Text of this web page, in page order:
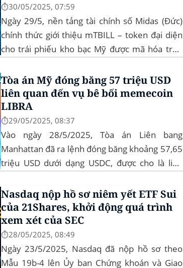
⏱️30/05/2025, 07:59
Ngày 29/5, nền tảng tài chính số Midas (Đức)
chính thức giới thiệu mTBILL – token đại diện
cho trái phiếu kho bạc Mỹ được mã hóa trên
4,06%/năm mà không yêu cầu mức đầu tư tối
thiểu. mTBILL được bảo chứng bằng...
Tòa án Mỹ đóng băng 57 triệu USD
liên quan đến vụ bê bối memecoin
LIBRA
⏱️29/05/2025, 08:37
Vào ngày 28/5/2025, Tòa án Liên bang
Manhattan đã ra lệnh đóng băng khoảng 57,65
triệu USD dưới dạng USDC, được cho là liên
một phần trong vụ kiện tập thể do Burwick
Law đại diện, cáo buộc các công ty...
Nasdaq nộp hồ sơ niêm yết ETF Sui
của 21Shares, khởi động quá trình
xem xét của SEC
⏱️28/05/2025, 08:49
Ngày 23/5/2025, Nasdaq đã nộp hồ sơ theo
Mẫu 19b-4 lên Ủy ban Chứng khoán và Giao